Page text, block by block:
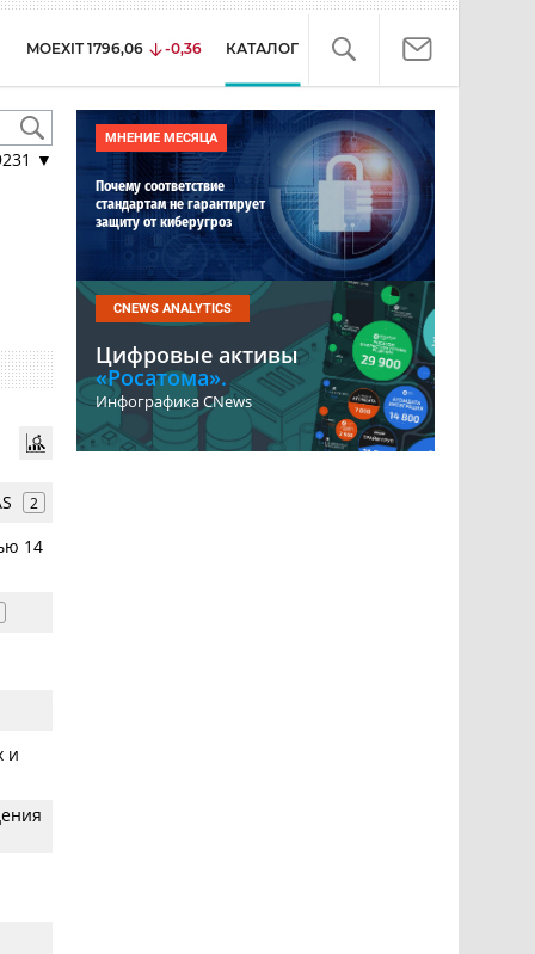
MOEXIT 1796,06 -0,36 КАТАЛОГ
▼
2
14
и
МНЕНИЕ МЕСЯЦА
Почему соответствие
стандартам не гарантирует
защиту от киберугроз
CNEWS ANALYTICS
Цифровые активы
«Росатома».
Инфографика CNews